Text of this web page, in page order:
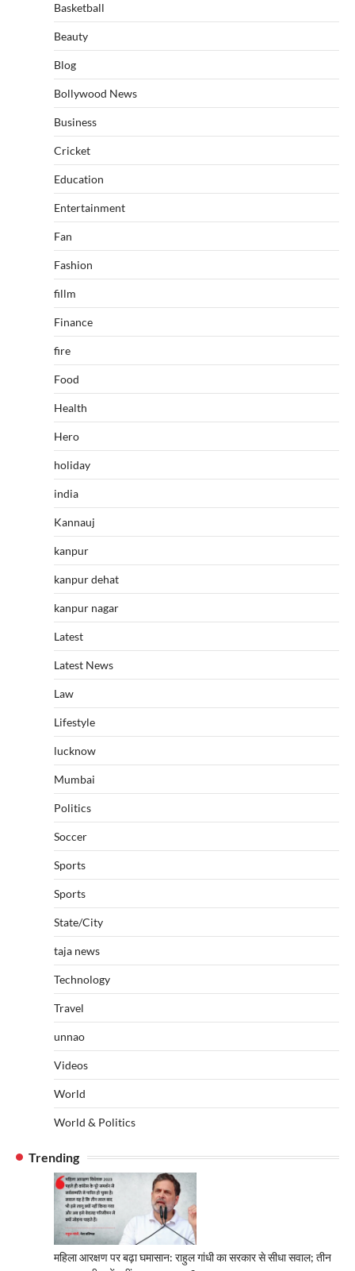
Basketball
Beauty
Blog
Bollywood News
Business
Cricket
Education
Entertainment
Fan
Fashion
fillm
Finance
fire
Food
Health
Hero
holiday
india
Kannauj
kanpur
kanpur dehat
kanpur nagar
Latest
Latest News
Law
Lifestyle
lucknow
Mumbai
Politics
Soccer
Sports
Sports
State/City
taja news
Technology
Travel
unnao
Videos
World
World & Politics
Trending
महिला आरक्षण पर बढ़ा घमासान: राहुल गांधी का सरकार से सीधा सवाल; तीन